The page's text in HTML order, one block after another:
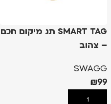
SMART TAG תג מיקום חכם
– צהוב
SWAGG
₪99
הוספה לסל